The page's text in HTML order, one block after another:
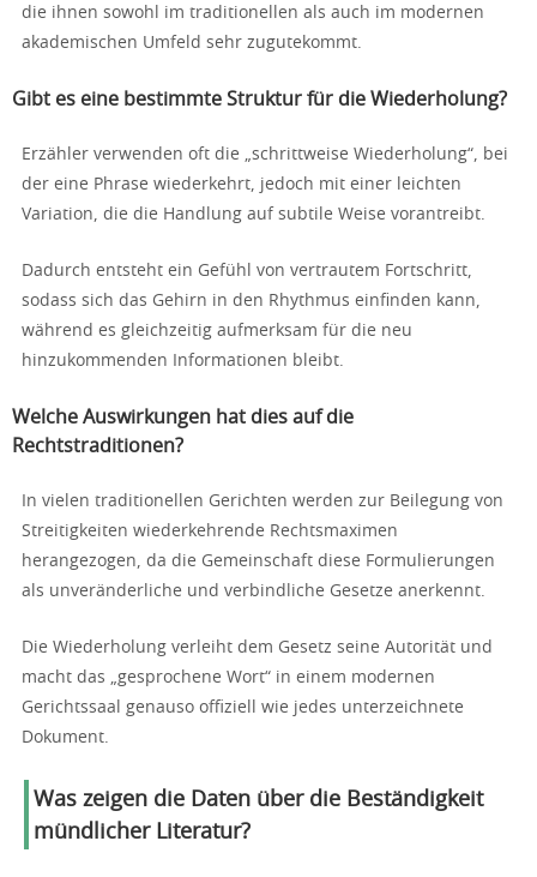
die ihnen sowohl im traditionellen als auch im modernen
akademischen Umfeld sehr zugutekommt.
Gibt es eine bestimmte Struktur für die Wiederholung?
Erzähler verwenden oft die „schrittweise Wiederholung“, bei
der eine Phrase wiederkehrt, jedoch mit einer leichten
Variation, die die Handlung auf subtile Weise vorantreibt.
Dadurch entsteht ein Gefühl von vertrautem Fortschritt,
sodass sich das Gehirn in den Rhythmus einfinden kann,
während es gleichzeitig aufmerksam für die neu
hinzukommenden Informationen bleibt.
Welche Auswirkungen hat dies auf die
Rechtstraditionen?
In vielen traditionellen Gerichten werden zur Beilegung von
Streitigkeiten wiederkehrende Rechtsmaximen
herangezogen, da die Gemeinschaft diese Formulierungen
als unveränderliche und verbindliche Gesetze anerkennt.
Die Wiederholung verleiht dem Gesetz seine Autorität und
macht das „gesprochene Wort“ in einem modernen
Gerichtssaal genauso offiziell wie jedes unterzeichnete
Dokument.
Was zeigen die Daten über die Beständigkeit
mündlicher Literatur?